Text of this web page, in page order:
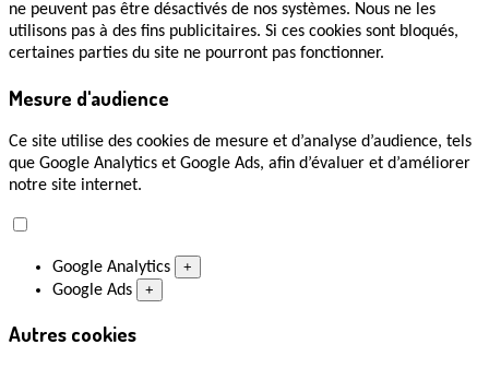
ne peuvent pas être désactivés de nos systèmes. Nous ne les
utilisons pas à des fins publicitaires. Si ces cookies sont bloqués,
certaines parties du site ne pourront pas fonctionner.
Mesure d'audience
Ce site utilise des cookies de mesure et d’analyse d’audience, tels
que Google Analytics et Google Ads, afin d’évaluer et d’améliorer
notre site internet.
Google Analytics +
Google Ads +
Autres cookies